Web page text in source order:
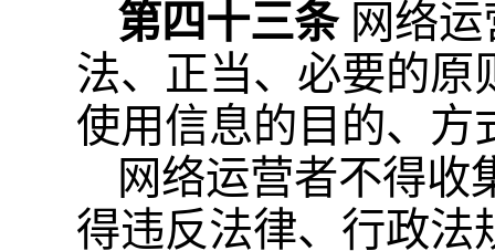
第四十三条 网络
法、正当、必要的原
使用信息的目的、方
网络运营者不得收
得违反法律、行政法